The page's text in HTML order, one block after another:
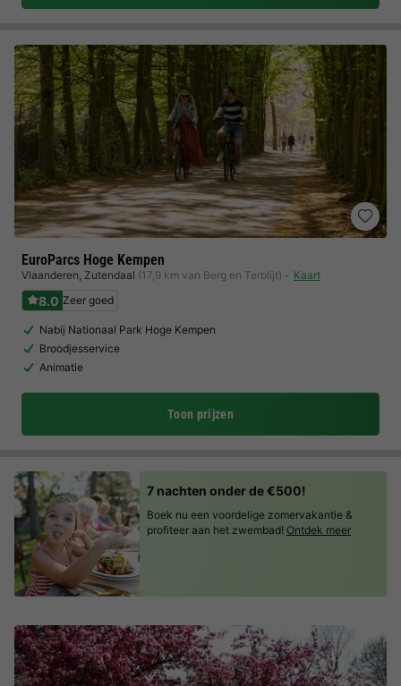
EuroParcs Hoge Kempen
Vlaanderen, Zutendaal (17,9 km van Berg en Terblijt) Kaart
8.0 Zeer goed
Nabij Nationaal Park Hoge Kempen
Broodjesservice
Animatie
Toon prijzen
7 nachten onder de €500!
Boek nu een voordelige zomervakantie &
profiteer aan het zwembad! Ontdek meer